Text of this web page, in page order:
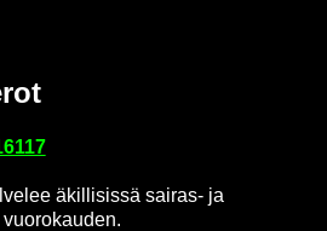
äkil­li­sis­sä sairas-​ ja